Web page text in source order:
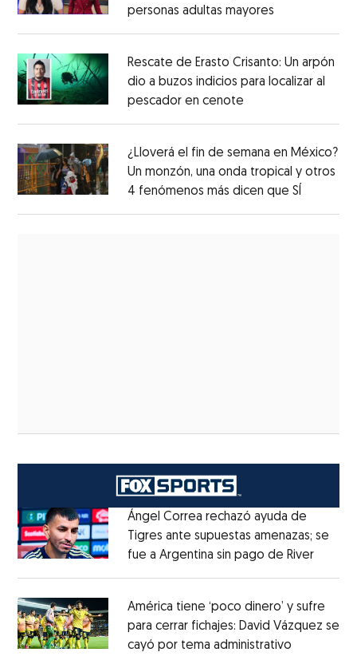
personas adultas mayores
Rescate de Erasto Crisanto: Un arpón
dio a buzos indicios para localizar al
pescador en cenote
¿Lloverá el fin de semana en México?
Un monzón, una onda tropical y otros
4 fenómenos más dicen que SÍ
Ángel Correa rechazó ayuda de
Tigres ante supuestas amenazas; se
fue a Argentina sin pago de RiverOpens
América tiene ‘poco dinero’ y sufre
para cerrar fichajes: David Vázquez se
cayó por tema administrativo